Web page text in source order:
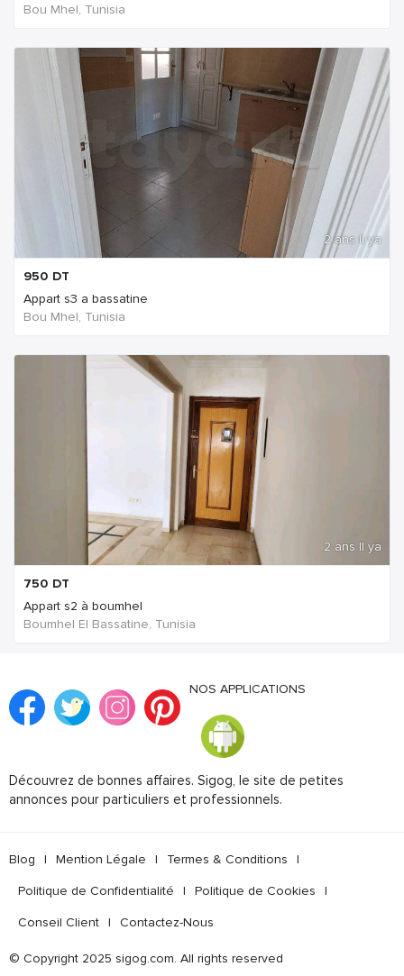
Bou Mhel, Tunisia
2 ans Il ya
950 DT
Appart s3 a bassatine
Bou Mhel, Tunisia
2 ans Il ya
750 DT
Appart s2 à boumhel
Boumhel El Bassatine, Tunisia
NOS APPLICATIONS
Découvrez de bonnes affaires. Sigog, le site de petites
annonces pour particuliers et professionnels.
Blog | Mention Légale | Termes & Conditions |
Politique de Confidentialité | Politique de Cookies |
Conseil Client | Contactez-Nous
© Copyright 2025 sigog.com. All rights reserved